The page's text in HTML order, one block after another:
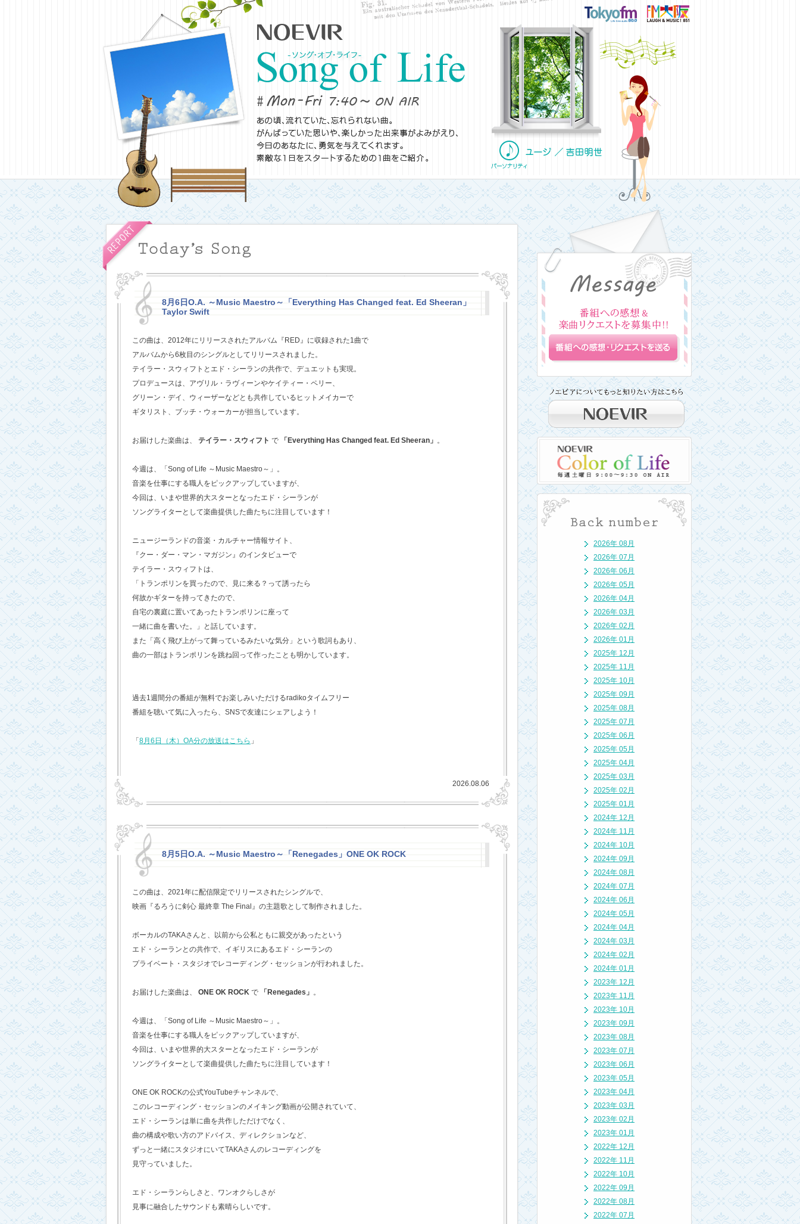
8月6日O.A. ～Music Maestro～「Everything Has Changed feat. Ed Sheeran」
Taylor Swift
この曲は、2012年にリリースされたアルバム『RED』に収録された1曲で
アルバムから6枚目のシングルとしてリリースされました。
テイラー・スウィフトとエド・シーランの共作で、デュエットも実現。
プロデュースは、アヴリル・ラヴィーンやケイティー・ペリー、
グリーン・デイ、ウィーザーなどとも共作しているヒットメイカーで
ギタリスト、ブッチ・ウォーカーが担当しています。
お届けした楽曲は、 テイラー・スウィフト で 「Everything Has Changed feat. Ed Sheeran」 。
今週は、「Song of Life ～Music Maestro～」。
音楽を仕事にする職人をピックアップしていますが、
今回は、いまや世界的大スターとなったエド・シーランが
ソングライターとして楽曲提供した曲たちに注目しています！
ニュージーランドの音楽・カルチャー情報サイト、
『クー・ダー・マン・マガジン』のインタビューで
テイラー・スウィフトは、
「トランポリンを買ったので、見に来る？って誘ったら
何故かギターを持ってきたので、
自宅の裏庭に置いてあったトランポリンに座って
一緒に曲を書いた。」と話しています。
また「高く飛び上がって舞っているみたいな気分」という歌詞もあり、
曲の一部はトランポリンを跳ね回って作ったことも明かしています。
過去1週間分の番組が無料でお楽しみいただけるradikoタイムフリー
番組を聴いて気に入ったら、SNSで友達にシェアしよう！
「 8月6日（木）OA分の放送はこちら 」
2026.08.06
8月5日O.A. ～Music Maestro～「Renegades」ONE OK ROCK
この曲は、2021年に配信限定でリリースされたシングルで、
映画『るろうに剣心 最終章 The Final』の主題歌として制作されました。
ボーカルのTAKAさんと、以前から公私ともに親交があったという
エド・シーランとの共作で、イギリスにあるエド・シーランの
プライベート・スタジオでレコーディング・セッションが行われました。
お届けした楽曲は、 ONE OK ROCK で 「Renegades」 。
今週は、「Song of Life ～Music Maestro～」。
音楽を仕事にする職人をピックアップしていますが、
今回は、いまや世界的大スターとなったエド・シーランが
ソングライターとして楽曲提供した曲たちに注目しています！
ONE OK ROCKの公式YouTubeチャンネルで、
このレコーディング・セッションのメイキング動画が公開されていて、
エド・シーランは単に曲を共作しただけでなく、
曲の構成や歌い方のアドバイス、ディレクションなど、
ずっと一緒にスタジオにいてTAKAさんのレコーディングを
見守っていました。
エド・シーランらしさと、ワンオクらしさが
見事に融合したサウンドも素晴らしいです。
2026年 08月
2026年 07月
2026年 06月
2026年 05月
2026年 04月
2026年 03月
2026年 02月
2026年 01月
2025年 12月
2025年 11月
2025年 10月
2025年 09月
2025年 08月
2025年 07月
2025年 06月
2025年 05月
2025年 04月
2025年 03月
2025年 02月
2025年 01月
2024年 12月
2024年 11月
2024年 10月
2024年 09月
2024年 08月
2024年 07月
2024年 06月
2024年 05月
2024年 04月
2024年 03月
2024年 02月
2024年 01月
2023年 12月
2023年 11月
2023年 10月
2023年 09月
2023年 08月
2023年 07月
2023年 06月
2023年 05月
2023年 04月
2023年 03月
2023年 02月
2023年 01月
2022年 12月
2022年 11月
2022年 10月
2022年 09月
2022年 08月
2022年 07月